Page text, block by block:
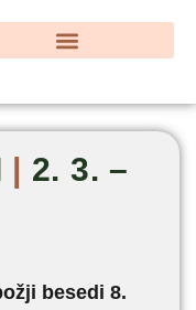
2. 3. –
besedi 8.